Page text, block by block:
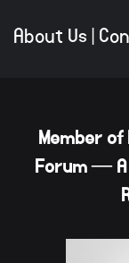
About Us|
Member
Forum — A